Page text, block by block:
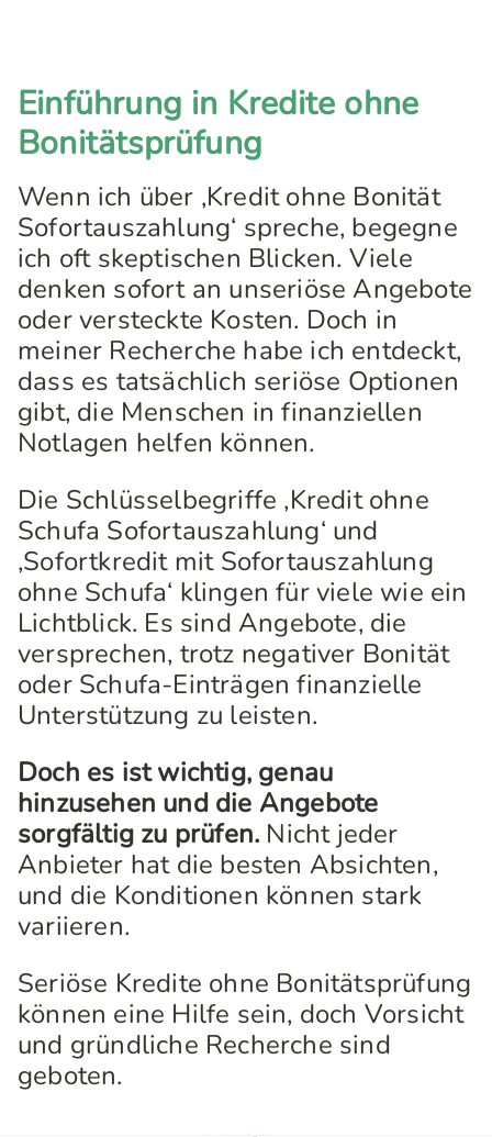
Einführung in Kredite ohne
Bonitätsprüfung
Wenn ich über ‚Kredit ohne Bonität
Sofortauszahlung‘ spreche, begegne
ich oft skeptischen Blicken. Viele
denken sofort an unseriöse Angebote
oder versteckte Kosten. Doch in
meiner Recherche habe ich entdeckt,
dass es tatsächlich seriöse Optionen
gibt, die Menschen in finanziellen
Notlagen helfen können.
Die Schlüsselbegriffe ‚Kredit ohne
Schufa Sofortauszahlung‘ und
‚Sofortkredit mit Sofortauszahlung
ohne Schufa‘ klingen für viele wie ein
Lichtblick. Es sind Angebote, die
versprechen, trotz negativer Bonität
oder Schufa-Einträgen finanzielle
Unterstützung zu leisten.
Doch es ist wichtig, genau
hinzusehen und die Angebote
sorgfältig zu prüfen. Nicht jeder
Anbieter hat die besten Absichten,
und die Konditionen können stark
variieren.
Seriöse Kredite ohne Bonitätsprüfung
können eine Hilfe sein, doch Vorsicht
und gründliche Recherche sind
geboten.